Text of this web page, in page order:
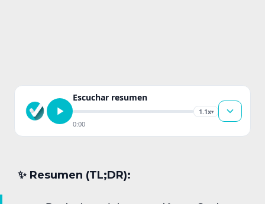
Escuchar resumen
1.1x▾
0:00
✨︎ Resumen (TL;DR):